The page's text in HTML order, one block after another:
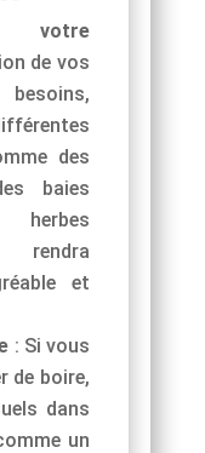
votre
de vos
des
baies
rendra
et
: Si vous
de boire,
dans
un